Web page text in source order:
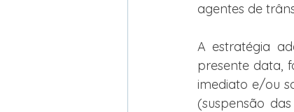
agentes de
A estratégia
presente data,
imediato e/ou
(suspensão